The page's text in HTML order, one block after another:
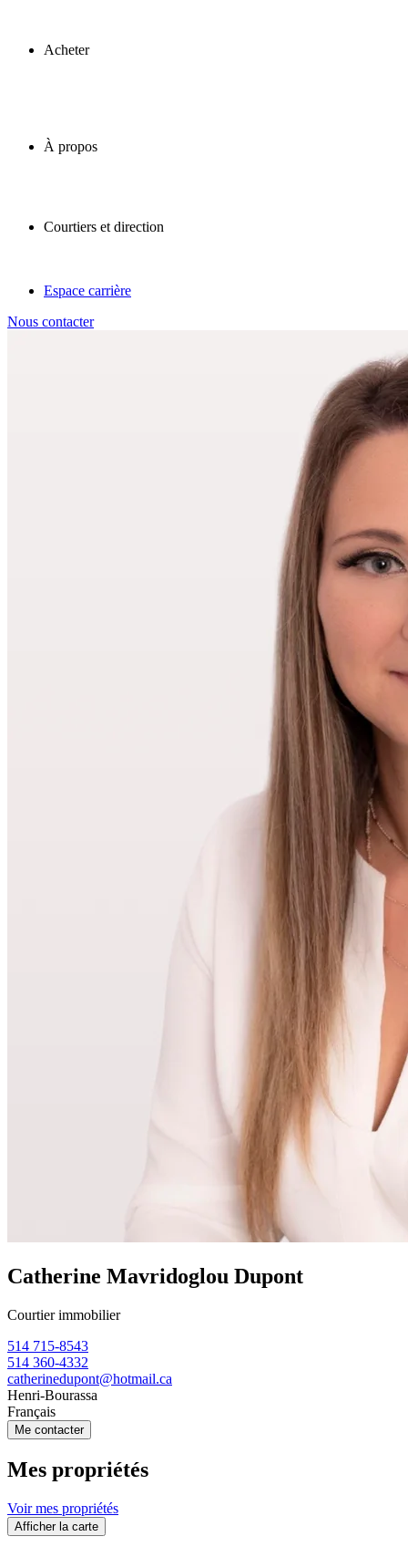
Acheter
À propos
Courtiers et direction
Espace carrière
Nous contacter
Catherine Mavridoglou Dupont
Courtier immobilier
514 715-8543
514 360-4332
catherinedupont@hotmail.ca
Henri-Bourassa
Français
Me contacter
Mes propriétés
Voir mes propriétés
Afficher la carte